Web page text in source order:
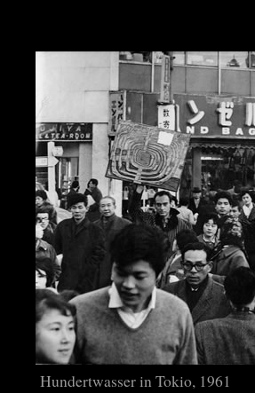
Hundertwasser in Tokio, 1961